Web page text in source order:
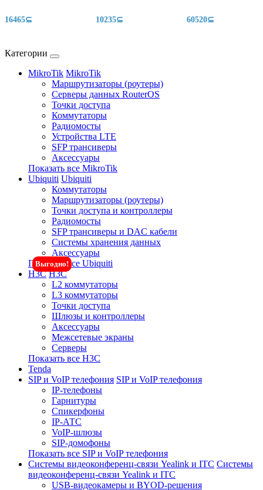
16465⊆ 10235⊆ 60520⊆
Категории
MikroTik MikroTik
Маршрутизаторы (роутеры)
Серверы данных RouterOS
Точки доступа
Коммутаторы
Радиомосты
Устройства LTE
SFP трансиверы
Аксессуары
Показать все MikroTik
Ubiquiti Ubiquiti
Коммутаторы
Маршрутизаторы (роутеры)
Точки доступа и контроллеры
Радиомосты
SFP трансиверы и DAC кабели
Системы хранения данных
Аксессуары
Показать все Ubiquiti
H3C
Выгодно!
H3C
L2 коммутаторы
L3 коммутаторы
Точки доступа
Шлюзы и контроллеры
Аксессуары
Межсетевые экраны
Серверы
Показать все H3C
Tenda
SIP и VoIP телефония SIP и VoIP телефония
IP-телефоны
Гарнитуры
Спикерфоны
IP-АТС
VoIP-шлюзы
SIP-домофоны
Показать все SIP и VoIP телефония
Системы видеоконференц-связи Yealink и ITC Системы
видеоконференц-связи Yealink и ITC
USB-видеокамеры и BYOD-решения